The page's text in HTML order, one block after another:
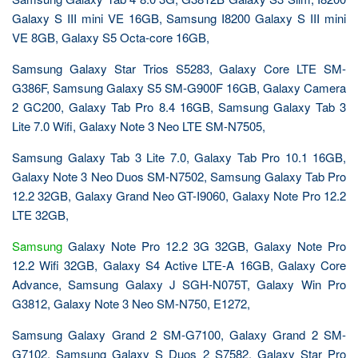
Galaxy S III mini VE 16GB, Samsung I8200 Galaxy S III mini
VE 8GB, Galaxy S5 Octa-core 16GB,
Samsung Galaxy Star Trios S5283, Galaxy Core LTE SM-
G386F, Samsung Galaxy S5 SM-G900F 16GB, Galaxy Camera
2 GC200, Galaxy Tab Pro 8.4 16GB, Samsung Galaxy Tab 3
Lite 7.0 Wifi, Galaxy Note 3 Neo LTE SM-N7505,
Samsung Galaxy Tab 3 Lite 7.0, Galaxy Tab Pro 10.1 16GB,
Galaxy Note 3 Neo Duos SM-N7502, Samsung Galaxy Tab Pro
12.2 32GB, Galaxy Grand Neo GT-I9060, Galaxy Note Pro 12.2
LTE 32GB,
Samsung Galaxy Note Pro 12.2 3G 32GB, Galaxy Note Pro
12.2 Wifi 32GB, Galaxy S4 Active LTE-A 16GB, Galaxy Core
Advance, Samsung Galaxy J SGH-N075T, Galaxy Win Pro
G3812, Galaxy Note 3 Neo SM-N750, E1272,
Samsung Galaxy Grand 2 SM-G7100, Galaxy Grand 2 SM-
G7102, Samsung Galaxy S Duos 2 S7582, Galaxy Star Pro